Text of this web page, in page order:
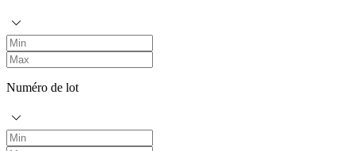
Numéro de lot